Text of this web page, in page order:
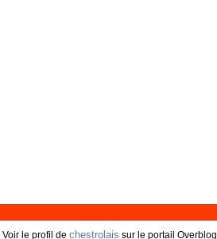
Voir le profil de chestrolais sur le portail Overblog